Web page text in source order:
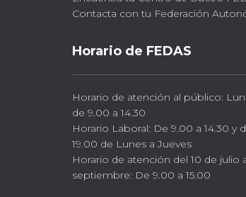
Contacta con tu Federación
Horario de FEDAS
Horario de atención al público:
de 9.00 a 14.30
Horario Laboral: De 9.00 a 14.30 y
19.00 de Lunes a Jueves
Horario de atención del 10 de julio
septiembre: De 9.00 a 15.00